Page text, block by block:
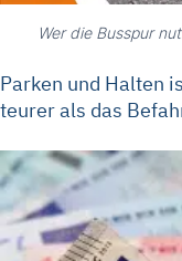
Wer die Busspur
Parken und Halten
teurer als das